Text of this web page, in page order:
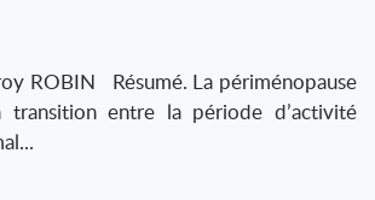
ROBIN Résumé. La périménopause
transition entre la période d’activité